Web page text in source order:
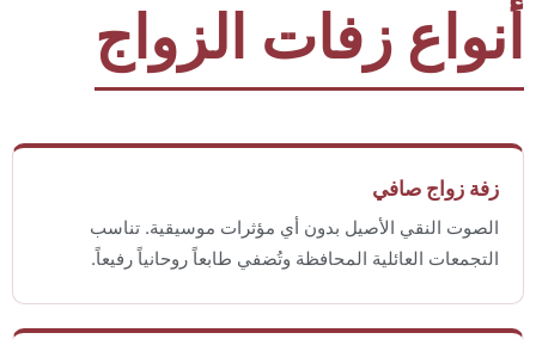
أنواع زفات الزواج
زفة زواج صافي
الصوت النقي الأصيل بدون أي مؤثرات موسيقية. تناسب
التجمعات العائلية المحافظة وتُضفي طابعاً روحانياً رفيعاً.